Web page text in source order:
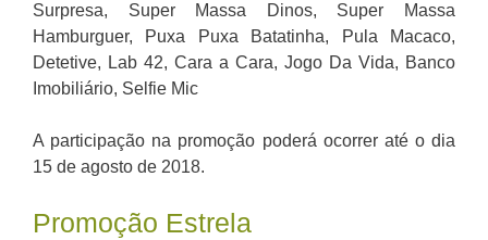
Surpresa, Super Massa Dinos, Super Massa
Hamburguer, Puxa Puxa Batatinha, Pula Macaco,
Detetive, Lab 42, Cara a Cara, Jogo Da Vida, Banco
Imobiliário, Selfie Mic
A participação na promoção poderá ocorrer até o dia
15 de agosto de 2018.
Promoção Estrela